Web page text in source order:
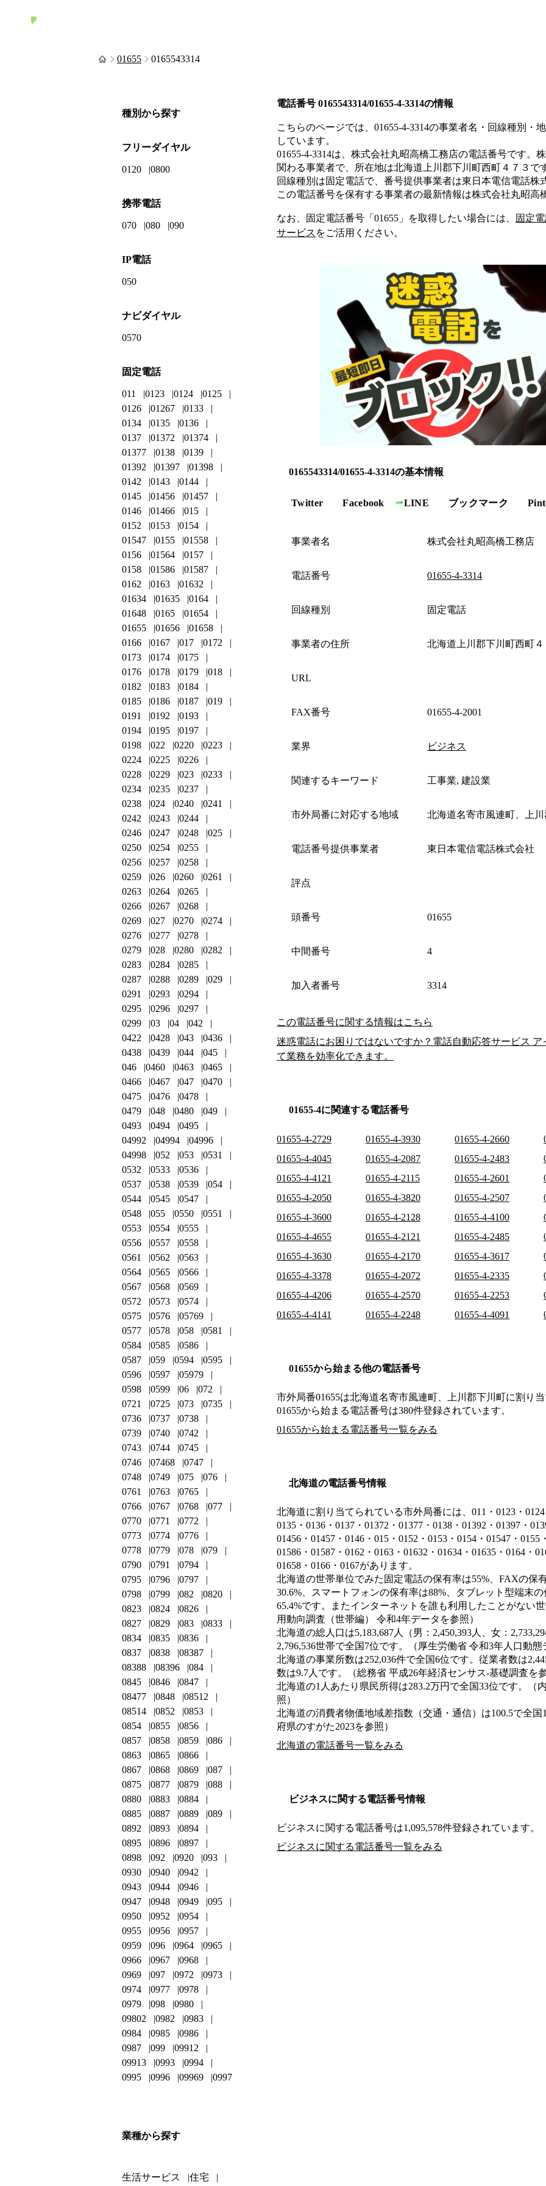
01655 0165543314
電話番号 0165543314/01655-4-3314の情報
こちらのページでは、 01655-4-3314の事業者名・回線種別・
しています。
01655-4-3314は、 株式会社丸昭高橋工務店の電話番号です。
関わる事業者で、所在地は北海道上川郡下川町西町４７３ で
回線種別は固定電話で、番号提供事業者は東日本電信電話株
この電話番号を保有する事業者の最新情報は株式会社丸昭高
なお、固定電話番号「 01655 」を取得したい場合には、 固定
サービス をご活用ください。
0165543314/01655-4-3314の基本情報
Twitter Facebook LINE ブックマーク
事業者名 株式会社丸昭高橋工務店
電話番号 01655-4-3314
回線種別 固定電話
事業者の住所 北海道上川郡下川町西町４
URL
FAX番号 01655-4-2001
業界 ビジネス
関連するキーワード 工事業, 建設業
市外局番に対応する地域 北海道名寄市風連町、上
電話番号提供事業者 東日本電信電話株式会社
評点
頭番号 01655
中間番号 4
加入者番号 3314
この電話番号に関する情報はこちら
迷惑電話にお困りではないですか？電話自動応答サービス
て業務を効率化できます。
01655-4に関連する電話番号
01655-4-2729 01655-4-3930 01655-4-2660
01655-4-4045
01655-4-2087 01655-4-2483
01655-4-4121
01655-4-2115 01655-4-2601
01655-4-2050
01655-4-3820 01655-4-2507
01655-4-3600
01655-4-2128 01655-4-4100
01655-4-4655
01655-4-2121 01655-4-2485
01655-4-3630
01655-4-2170 01655-4-3617
01655-4-3378
01655-4-2072 01655-4-2335
01655-4-4206
01655-4-2570 01655-4-2253
01655-4-4141
01655-4-2248 01655-4-4091
01655から始まる他の電話番号
市外局番01655は北海道名寄市風連町、上川郡下川町に割り
01655から始まる電話番号は380件登録されています。
01655から始まる電話番号一覧をみる
北海道の電話番号情報
北海道に割り当てられている市外局番には、011・0123・0124
0135・0136・0137・01372・01377・0138・01392・01397・
01456・01457・0146・015・0152・0153・0154・01547・0155
01586・01587・0162・0163・01632・01634・01635・0164・
01658・0166・0167があります。
北海道の世帯単位でみた固定電話の保有率は55%、FAXの保
30.6%、スマートフォンの保有率は88%、タブレット型端末
65.4%です。またインターネットを誰も利用したことがない
用動向調査（世帯編） 令和4年データを参照）
北海道の総人口は5,183,687人（男：2,450,393人、女：
2,796,536世帯で全国7位です。（厚生労働省 令和3年人口動態
北海道の事業所数は252,036件で全国6位です。従業者数は
数は9.7人です。（総務省 平成26年経済センサス‐基礎調査を参
北海道の1人あたり県民所得は283.2万円で全国33位です。（
照）
北海道の消費者物価地域差指数（交通・通信）は100.5で全
府県のすがた2023を参照）
北海道の電話番号一覧をみる
ビジネスに関する電話番号情報
ビジネスに関する電話番号は1,095,578件登録されています。
ビジネスに関する電話番号一覧をみる
種別から探す
フリーダイヤル
0120 0800
携帯電話
070 080 090
IP電話
050
ナビダイヤル
0570
固定電話
011 0123 0124
0125
0126
01267
0133
0134
0135
0136
0137
01372
01374
01377
0138
0139
01392
01397
01398
0142
0143
0144
0145
01456
01457
0146
01466
015
0152
0153
0154
01547
0155
01558
0156
01564
0157
0158
01586
01587
0162
0163
01632
01634
01635
0164
01648
0165
01654
01655
01656
01658
0166
0167 017
0172
0173
0174
0175
0176
0178 0179
018
0182
0183
0184
0185
0186 0187
019
0191
0192
0193
0194
0195
0197
0198
022 0220
0223
0224
0225
0226
0228
0229 023
0233
0234
0235
0237
0238
024 0240
0241
0242
0243
0244
0246
0247 0248
025
0250
0254
0255
0256
0257
0258
0259
026 0260
0261
0263
0264
0265
0266
0267
0268
0269
027 0270
0274
0276
0277
0278
0279
028 0280
0282
0283
0284
0285
0287
0288 0289
029
0291
0293
0294
0295
0296
0297
0299
03 04
042
0422
0428 043
0436
0438
0439 044
045
046
0460 0463
0465
0466
0467 047
0470
0475
0476
0478
0479
048 0480
049
0493
0494
0495
04992
04994
04996
04998
052 053
0531
0532
0533
0536
0537
0538 0539
054
0544
0545
0547
0548
055 0550
0551
0553
0554
0555
0556
0557
0558
0561
0562
0563
0564
0565
0566
0567
0568
0569
0572
0573
0574
0575
0576
05769
0577
0578 058
0581
0584
0585
0586
0587
059 0594
0595
0596
0597
05979
0598
0599 06
072
0721
0725 073
0735
0736
0737
0738
0739
0740
0742
0743
0744
0745
0746
07468
0747
0748
0749 075
076
0761
0763
0765
0766
0767 0768
077
0770
0771
0772
0773
0774
0776
0778
0779 078
079
0790
0791
0794
0795
0796
0797
0798
0799 082
0820
0823
0824
0826
0827
0829 083
0833
0834
0835
0836
0837
0838
08387
08388
08396
084
0845
0846
0847
08477
0848
08512
08514
0852
0853
0854
0855
0856
0857
0858 0859
086
0863
0865
0866
0867
0868 0869
087
0875
0877 0879
088
0880
0883
0884
0885
0887 0889
089
0892
0893
0894
0895
0896
0897
0898
092 0920
093
0930
0940
0942
0943
0944
0946
0947
0948 0949
095
0950
0952
0954
0955
0956
0957
0959
096 0964
0965
0966
0967
0968
0969
097 0972
0973
0974
0977
0978
0979
098
0980
09802
0982
0983
0984
0985
0986
0987
099
09912
09913
0993
0994
0995
0996 09969 0997
業種から探す
生活サービス 住宅